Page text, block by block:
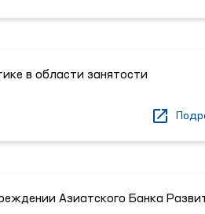
в области занятости
Азиатского Банка